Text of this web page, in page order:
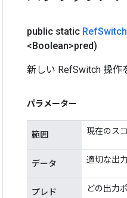
public static RefSwitch
<Boolean>pred)
新しい RefSwitch 操作
パラメーター
範囲 現在のス
データ 適切な出
プレド どの出力